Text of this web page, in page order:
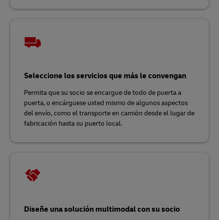
Seleccione los servicios que más le convengan
Permita que su socio se encargue de todo de puerta a
puerta, o encárguese usted mismo de algunos aspectos
del envío, como el transporte en camión desde el lugar de
fabricación hasta su puerto local.
Diseñe una solución multimodal con su socio